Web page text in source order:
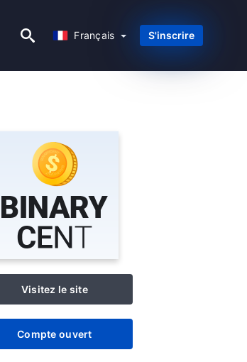
Français S'inscrire
Visitez le site
Compte ouvert